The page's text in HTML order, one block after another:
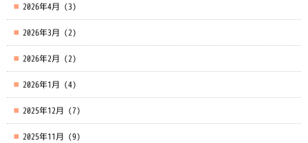
2026年4月 (3)
2026年3月 (2)
2026年2月 (2)
2026年1月 (4)
2025年12月 (7)
2025年11月 (9)